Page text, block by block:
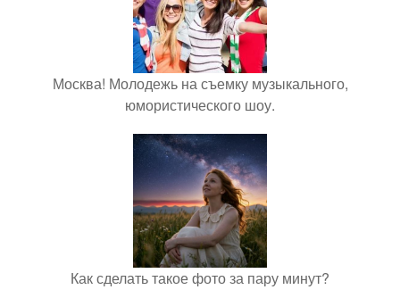
Москва! Молодежь на съемку музыкального,
юмористического шоу.
Как сделать такое фото за пару минут?